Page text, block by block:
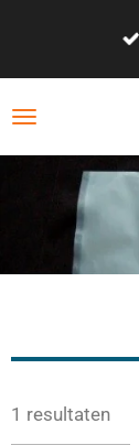
de
1 resultaten